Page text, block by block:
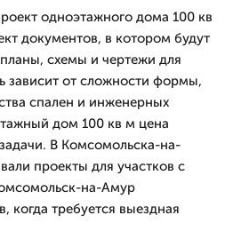
одноэтажного дома 100 кв
документов, в котором будут
схемы и чертежи для
зависит от сложности формы,
спален и инженерных
дом 100 кв м цена
В Комсомольска-на-
проекты для участков с
на-Амур
когда требуется выездная